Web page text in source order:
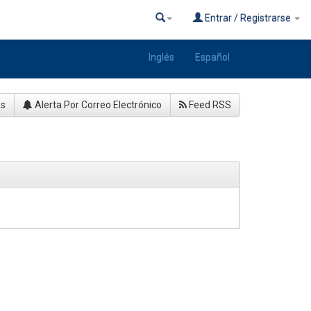
Entrar / Registrarse
Inglés Español
Alerta Por Correo Electrónico Feed RSS